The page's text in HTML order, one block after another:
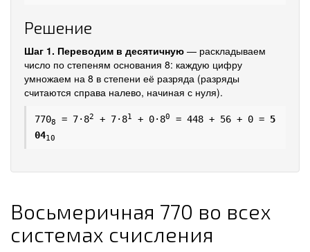
Решение
Шаг 1. Переводим в десятичную — раскладываем
число по степеням основания 8: каждую цифру
умножаем на 8 в степени её разряда (разряды
считаются справа налево, начиная с нуля).
7708 = 7·82 + 7·81 + 0·80 = 448 + 56 + 0 = 5
0410
Восьмеричная 770 во всех
системах счисления